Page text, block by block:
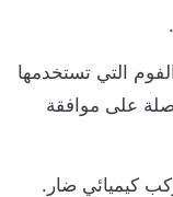
التي تستخدمها
على موافقة
كيميائي ضار.